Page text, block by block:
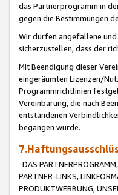
das Partnerprogramm in
gegen die Bestimmungen
Wir dürfen angefallene und
sicherzustellen, dass der
Mit Beendigung dieser
eingeräumten Lizenzen/
Programmrichtlinien
Vereinbarung, die nach
entstandenen
begangen wurde.
DAS
PARTNER-LINKS,
PRODUKTWERBUNG,